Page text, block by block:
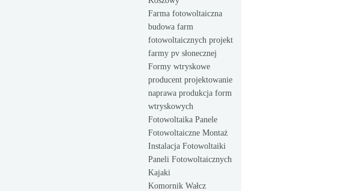
Farma fotowoltaiczna
budowa farm
fotowoltaicznych projekt
farmy pv słonecznej
Formy wtryskowe
producent projektowanie
naprawa produkcja form
wtryskowych
Fotowoltaika Panele
Fotowoltaiczne Montaż
Instalacja Fotowoltaiki
Paneli Fotowoltaicznych
Kajaki
Komornik Wałcz